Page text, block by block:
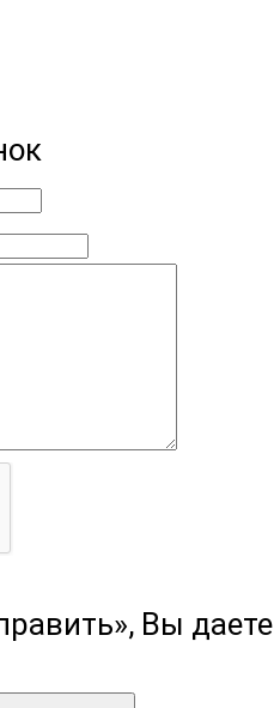
Вы даете